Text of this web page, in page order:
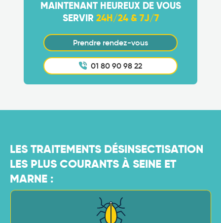
MAINTENANT HEUREUX DE VOUS
SERVIR 24H/24 & 7J/7
Prendre rendez-vous
01 80 90 98 22
LES TRAITEMENTS DÉSINSECTISATION
LES PLUS COURANTS À SEINE ET
MARNE :